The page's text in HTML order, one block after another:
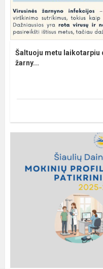
Šaltuoju metu laikotarpiu
žarny...